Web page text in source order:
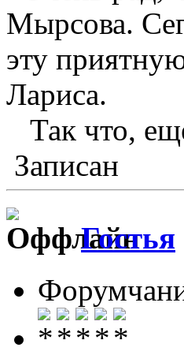
Мырсова.
эту
Лариса.
Так что,
Записан
Гостья